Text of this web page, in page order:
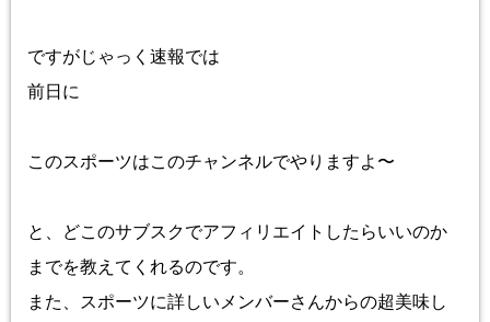
ですがじゃっく速報では
前日に
このスポーツはこのチャンネルでやりますよ〜
と、どこのサブスクでアフィリエイトしたらいいのか
までを教えてくれるのです。
また、スポーツに詳しいメンバーさんからの超美味し